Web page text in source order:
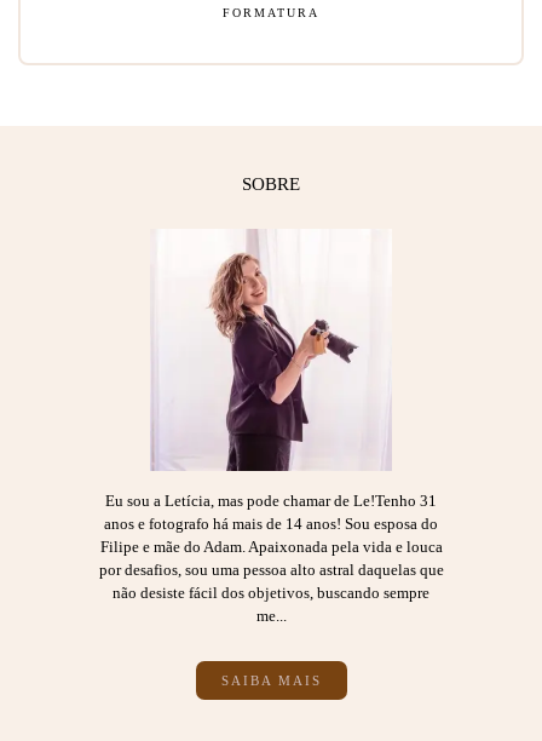
FORMATURA
SOBRE
Eu sou a Letícia, mas pode chamar de Le!Tenho 31
anos e fotografo há mais de 14 anos! Sou esposa do
Filipe e mãe do Adam. Apaixonada pela vida e louca
por desafios, sou uma pessoa alto astral daquelas que
não desiste fácil dos objetivos, buscando sempre
me...
SAIBA MAIS